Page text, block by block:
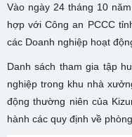
Vào ngày 24 tháng 10
hợp với Công an PCCC
các Doanh nghiệp hoạt
Danh sách tham gia tập
nghiệp trong khu nhà
động thường niên của
hành các quy định về